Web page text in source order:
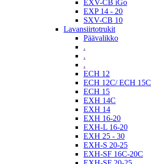
EXV-CB iGo
EXP 14 - 20
SXV-CB 10
Lavansiirtotrukit
Päävalikko
.
.
.
ECH 12
ECH 12C/ ECH 15C
ECH 15
EXH 14C
EXH 14
EXH 16-20
EXH-L 16-20
EXH 25 - 30
EXH-S 20-25
EXH-SF 16C-20C